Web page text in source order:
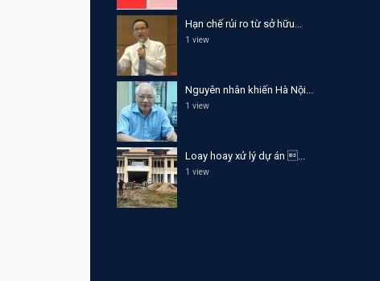
Hạn chế rủi ro từ sở hữu...
1 view
Nguyên nhân khiến Hà Nội...
1 view
Loay hoay xử lý dự án ...
1 view